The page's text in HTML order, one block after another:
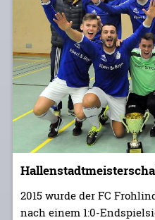
2015 wurde der FC
nach einem 1:0-